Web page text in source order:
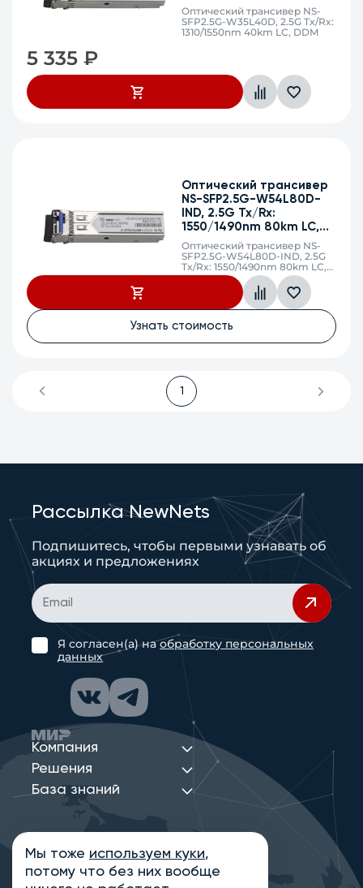
Оптический трансивер NS-
SFP2.5G-W35L40D, 2.5G Tx/Rx:
1310/1550nm 40km LC, DDM
5 335₽
Оптический трансивер
NS-SFP2.5G-W54L80D-
IND, 2.5G Tx/Rx:
1550/1490nm 80km LC,
DDM (Industrial)
Оптический трансивер NS-
SFP2.5G-W54L80D-IND, 2.5G
Tx/Rx: 1550/1490nm 80km LC,
DDM (Industrial -40 to +85°C)
Узнать стоимость
1
Компания
Решения
База знаний
Рассылка NewNets
Подпишитесь, чтобы первыми узнавать об
акциях и предложениях
Я согласен(а) наобработку персональных
данных
Политика конфиденциальности
Информация на сайте носит ознакомительный
Мы тоже используем куки,
потому что без них вообще